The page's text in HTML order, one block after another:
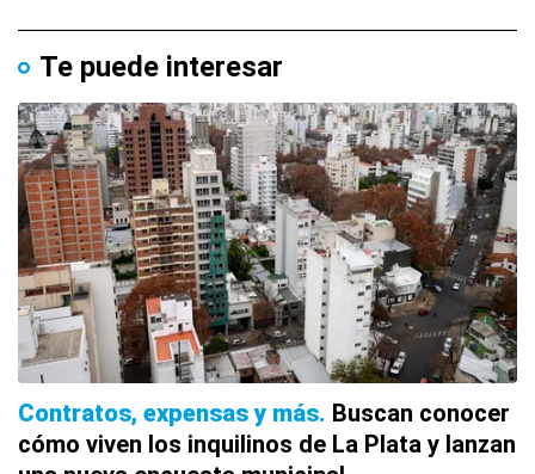
Te puede interesar
Contratos, expensas y más Buscan conocer
cómo viven los inquilinos de La Plata y lanzan